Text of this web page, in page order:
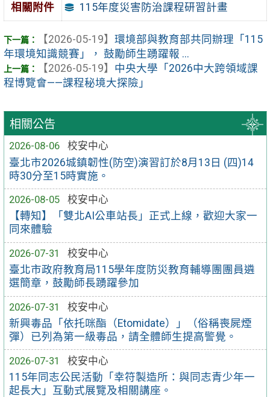
相關公告
2026-08-06
校安中心
臺北市2026城鎮韌性(防空)演習訂於8月13日 (四)14
時30分至15時實施。
2026-08-05
校安中心
【轉知】「雙北AI公車站長」正式上線，歡迎大家一
同來體驗
2026-07-31
校安中心
臺北市政府教育局115學年度防災教育輔導團團員遴
選簡章，鼓勵師長踴躍參加
2026-07-31
校安中心
新興毒品「依托咪酯（Etomidate）」（俗稱喪屍煙
彈）已列為第一級毒品，請全體師生提高警覺。
2026-07-31
校安中心
115年同志公民活動「幸符製造所：與同志青少年一
起長大」互動式展覽及相關講座。
相關附件 115年度災害防治課程研習計畫
【2026-05-19】 環境部與教育部共同辦理「115
年環境知識競賽」， 鼓勵師生踴躍報 ...
【2026-05-19】 中央大學「2026中大跨領域課
程博覽會——課程秘境大探險」